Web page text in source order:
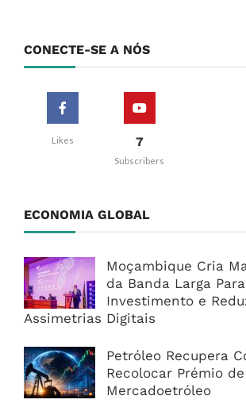
CONECTE-SE A NÓS
Likes 7
Subscribers
ECONOMIA GLOBAL
Moçambique Cria
da Banda Larga
Investimento e
Assimetrias Digitais
Petróleo Recupera
Recolocar Prémio
Mercadoetróleo